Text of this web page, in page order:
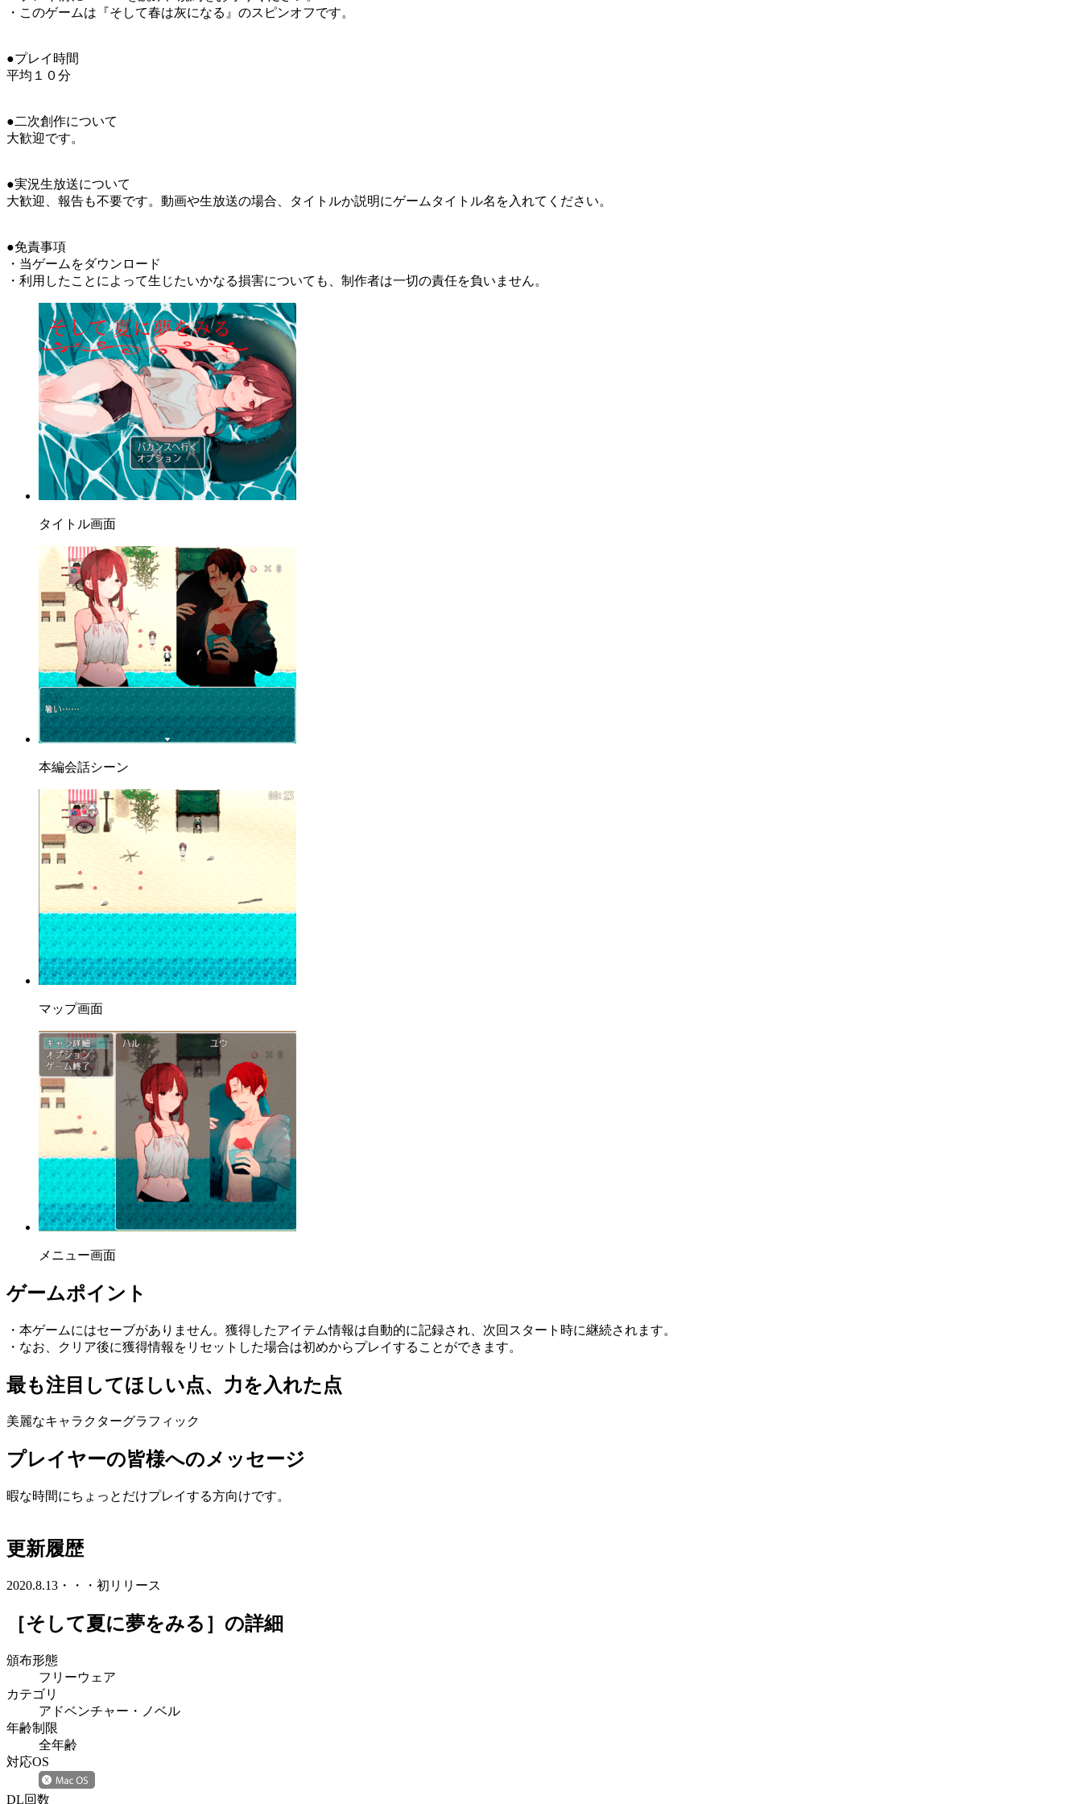
・このゲームは『そして春は灰になる』のスピンオフです。
●プレイ時間
平均１０分
●二次創作について
大歓迎です。
●実況生放送について
大歓迎、報告も不要です。動画や生放送の場合、タイトルか説明にゲームタイトル名を入れてください。
●免責事項
・当ゲームをダウンロード
・利用したことによって生じたいかなる損害についても、制作者は一切の責任を負いません。
タイトル画面
本編会話シーン
マップ画面
メニュー画面
ゲームポイント
・本ゲームにはセーブがありません。獲得したアイテム情報は自動的に記録され、次回スタート時に継続されます。
・なお、クリア後に獲得情報をリセットした場合は初めからプレイすることができます。
最も注目してほしい点、力を入れた点
美麗なキャラクターグラフィック
プレイヤーの皆様へのメッセージ
暇な時間にちょっとだけプレイする方向けです。
更新履歴
2020.8.13・・・初リリース
［そして夏に夢をみる］ の詳細
頒布形態
フリーウェア
カテゴリ
アドベンチャー・ノベル
年齢制限
全年齢
対応OS
DL回数